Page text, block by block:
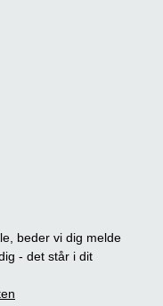
beder vi dig melde
- det står i dit